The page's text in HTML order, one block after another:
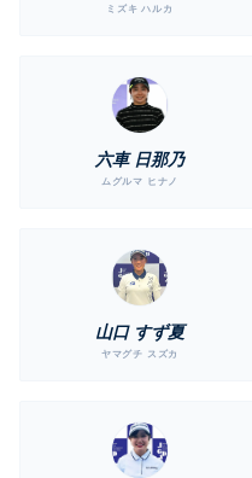
ミズキ ハルカ
六車 日那乃
ムグルマ ヒナノ
山口 すず夏
ヤマグチ スズカ